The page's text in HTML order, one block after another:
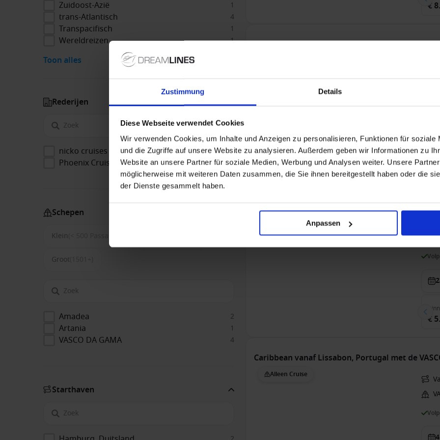
Zustimmung Details
Diese Webseite verwendet Cookies
Wir verwenden Cookies, um Inhalte und Anzeigen zu personalisieren, Funktionen für soziale
und die Zugriffe auf unsere Website zu analysieren. Außerdem geben wir Informationen zu
Website an unsere Partner für soziale Medien, Werbung und Analysen weiter. Unsere
möglicherweise mit weiteren Daten zusammen, die Sie ihnen bereitgestellt haben oder die
der Dienste gesammelt haben.
Anpassen
Zuidoost-Azië 1
trans-Atlantisch 4
Transpacifisch 1
Wereldreizen 1
Toon alles
Rederijen
nicko cruises 4
Phoenix Cruises 3
Schepen
Klein
Groot
Amadea 2
Artania 1
VASCO DA GAMA 4
Start­haven
€
Caribbean vanaf Fort de France, Martinique met
€
Caribbean vanaf Fort de France, Martinique met
€
Caribbean vanaf Lissabon, Portugal met de
Alleen Cruise